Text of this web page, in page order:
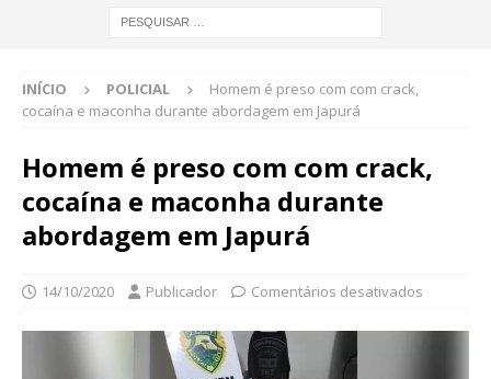
INÍCIO POLICIAL
Homem é preso com com crack,
cocaína e maconha durante abordagem em Japurá
Homem é preso com com crack,
cocaína e maconha durante
abordagem em Japurá
14/10/2020 Publicador Comentários desativados